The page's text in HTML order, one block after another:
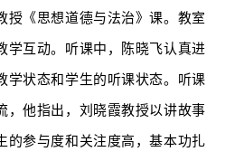
授《思想道德与法治》课。教室
学互动。听课中，陈晓飞认真进
学状态和学生的听课状态。听课
，他指出，刘晓霞教授以讲故事
的参与度和关注度高，基本功扎